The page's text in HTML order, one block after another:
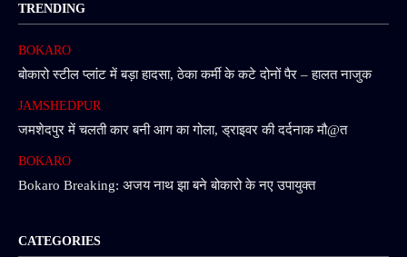
TRENDING
BOKARO
बोकारो स्टील प्लांट में बड़ा हादसा, ठेका कर्मी के कटे दोनों पैर – हालत नाजुक
JAMSHEDPUR
जमशेदपुर में चलती कार बनी आग का गोला, ड्राइवर की दर्दनाक मौ@त
BOKARO
Bokaro Breaking: अजय नाथ झा बने बोकारो के नए उपायुक्त
CATEGORIES